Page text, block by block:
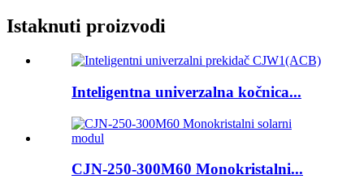
Istaknuti proizvodi
Inteligentna univerzalna kočnica...
CJN-250-300M60 Monokristalni...